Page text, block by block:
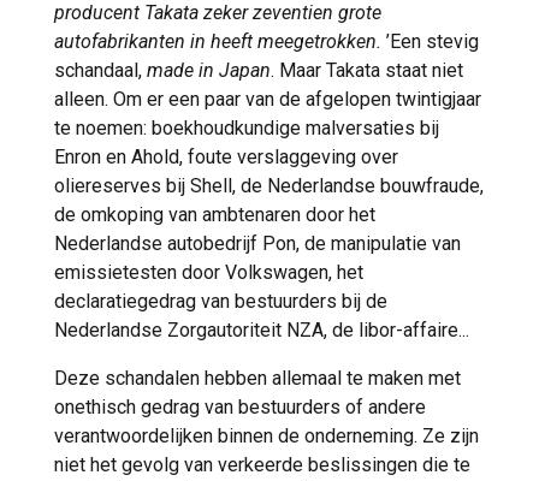
producent Takata zeker zeventien grote
autofabrikanten in heeft meegetrokken. ’Een stevig
schandaal, made in Japan. Maar Takata staat niet
alleen. Om er een paar van de afgelopen twintigjaar
te noemen: boekhoudkundige malversaties bij
Enron en Ahold, foute verslaggeving over
oliereserves bij Shell, de Nederlandse bouwfraude,
de omkoping van ambtenaren door het
Nederlandse autobedrijf Pon, de manipulatie van
emissietesten door Volkswagen, het
declaratiegedrag van bestuurders bij de
Nederlandse Zorgautoriteit NZA, de libor-affaire...
Deze schandalen hebben allemaal te maken met
onethisch gedrag van bestuurders of andere
verantwoordelijken binnen de onderneming. Ze zijn
niet het gevolg van verkeerde beslissingen die te